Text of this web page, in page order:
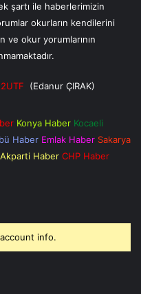
şartı ile haberlerimizin
okurların kendilerini
ve okur yorumlarının
(Edanur ÇIRAK)
Konya Haber Kocaeli
Haber Emlak Haber Sakarya
Akparti Haber CHP Haber
info.